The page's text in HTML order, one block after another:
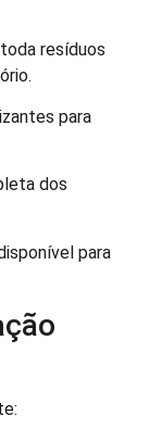
resíduos
para
dos
para